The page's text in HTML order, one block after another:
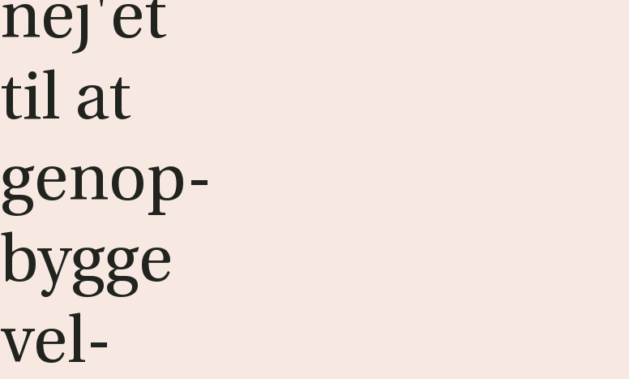
nej'et
til at
genop­
byg­ge
vel­